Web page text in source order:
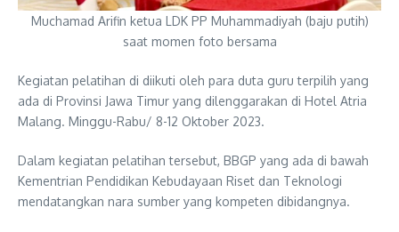
Muchamad Arifin ketua LDK PP Muhammadiyah (baju putih)
saat momen foto bersama
Kegiatan pelatihan di diikuti oleh para duta guru terpilih yang
ada di Provinsi Jawa Timur yang dilenggarakan di Hotel Atria
Malang. Minggu-Rabu/ 8-12 Oktober 2023.
Dalam kegiatan pelatihan tersebut, BBGP yang ada di bawah
Kementrian Pendidikan Kebudayaan Riset dan Teknologi
mendatangkan nara sumber yang kompeten dibidangnya.